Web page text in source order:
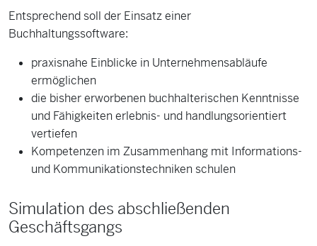
Entsprechend soll der Einsatz einer
Buchhaltungssoftware:
praxisnahe Einblicke in Unternehmensabläufe
ermöglichen
die bisher erworbenen buchhalterischen Kenntnisse
und Fähigkeiten erlebnis- und handlungsorientiert
vertiefen
Kompetenzen im Zusammenhang mit Informations-
und Kommunikationstechniken schulen
Simulation des abschließenden
Geschäftsgangs